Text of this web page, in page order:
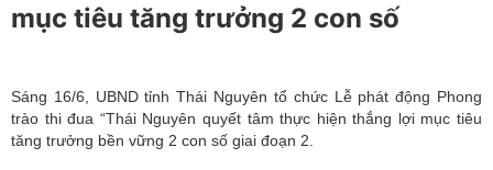
mục tiêu tăng trưởng 2 con số
Sáng 16/6, UBND tỉnh Thái Nguyên tổ chức Lễ phát động Phong
trào thi đua “Thái Nguyên quyết tâm thực hiện thắng lợi mục tiêu
tăng trưởng bền vững 2 con số giai đoạn 2.